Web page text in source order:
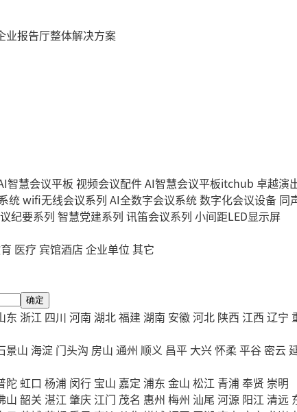
业报告厅整体解决方案
智慧会议平板 视频会议配件AI智慧会议平板itchub 卓越演
统wifi无线会议系列 AI全数字会议系统数字化会议设备 同
纪要系列 智慧党建系列 讯笛会议系列 小间距LED显示屏
医疗 宾馆酒店 企业单位 其它
确定
东 浙江 四川 河南 湖北福建湖南 安徽河北 陕西 江西 辽宁
景山 海淀 门头沟 房山 通州 顺义 昌平 大兴怀柔平谷 密云
陀 虹口 杨浦 闵行 宝山 嘉定 浦东 金山 松江 青浦奉贤 崇明
山 韶关 湛江 肇庆 江门 茂名 惠州 梅州 汕尾 河源 阳江 清远